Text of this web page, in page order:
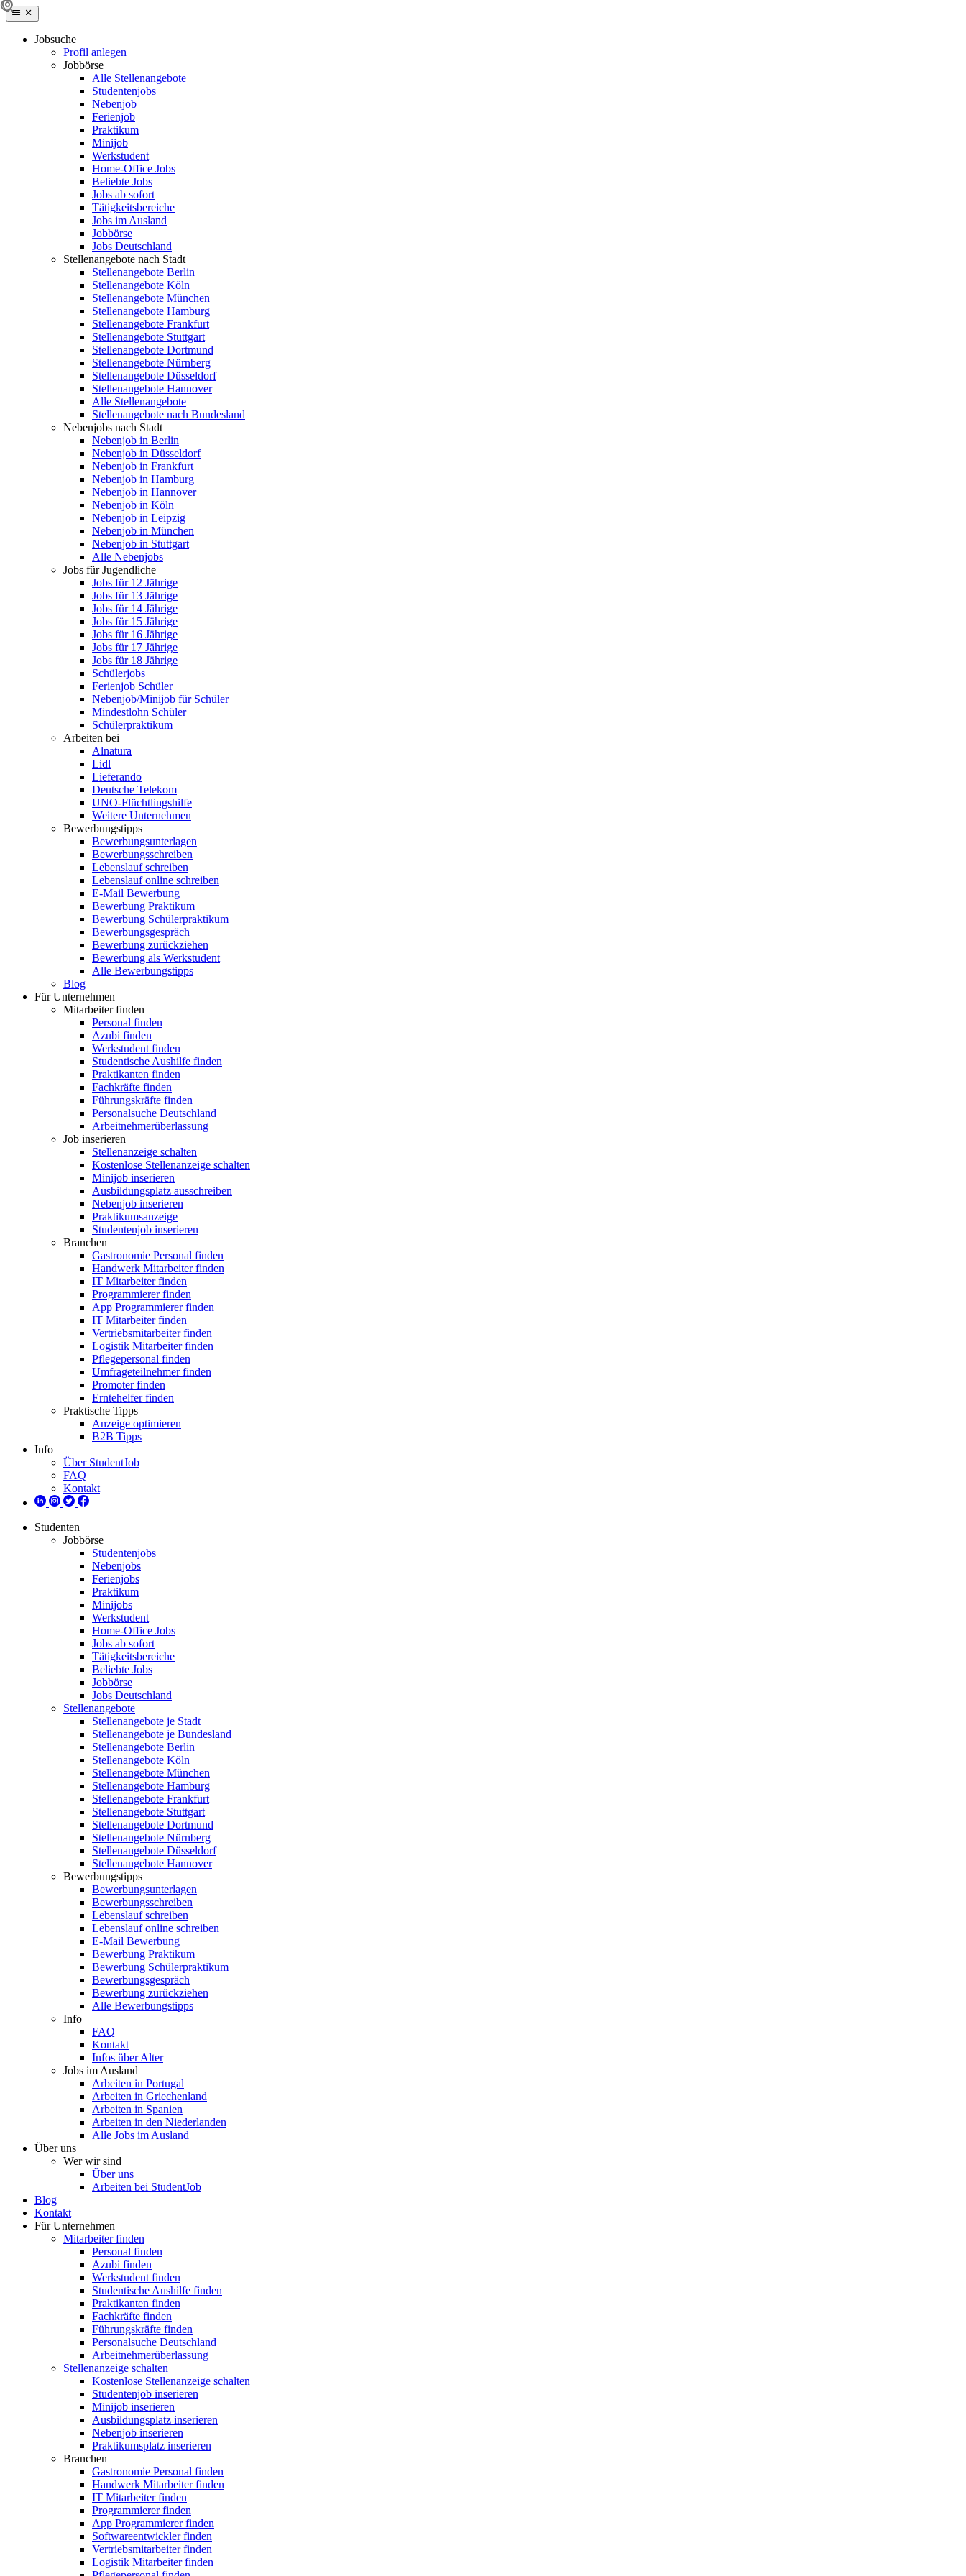
Jobsuche
Profil anlegen
Jobbörse
Alle Stellenangebote
Studentenjobs
Nebenjob
Ferienjob
Praktikum
Minijob
Werkstudent
Home-Office Jobs
Beliebte Jobs
Jobs ab sofort
Tätigkeitsbereiche
Jobs im Ausland
Jobbörse
Jobs Deutschland
Stellenangebote nach Stadt
Stellenangebote Berlin
Stellenangebote Köln
Stellenangebote München
Stellenangebote Hamburg
Stellenangebote Frankfurt
Stellenangebote Stuttgart
Stellenangebote Dortmund
Stellenangebote Nürnberg
Stellenangebote Düsseldorf
Stellenangebote Hannover
Alle Stellenangebote
Stellenangebote nach Bundesland
Nebenjobs nach Stadt
Nebenjob in Berlin
Nebenjob in Düsseldorf
Nebenjob in Frankfurt
Nebenjob in Hamburg
Nebenjob in Hannover
Nebenjob in Köln
Nebenjob in Leipzig
Nebenjob in München
Nebenjob in Stuttgart
Alle Nebenjobs
Jobs für Jugendliche
Jobs für 12 Jährige
Jobs für 13 Jährige
Jobs für 14 Jährige
Jobs für 15 Jährige
Jobs für 16 Jährige
Jobs für 17 Jährige
Jobs für 18 Jährige
Schülerjobs
Ferienjob Schüler
Nebenjob/Minijob für Schüler
Mindestlohn Schüler
Schülerpraktikum
Arbeiten bei
Alnatura
Lidl
Lieferando
Deutsche Telekom
UNO-Flüchtlingshilfe
Weitere Unternehmen
Bewerbungstipps
Bewerbungsunterlagen
Bewerbungsschreiben
Lebenslauf schreiben
Lebenslauf online schreiben
E-Mail Bewerbung
Bewerbung Praktikum
Bewerbung Schülerpraktikum
Bewerbungsgespräch
Bewerbung zurückziehen
Bewerbung als Werkstudent
Alle Bewerbungstipps
Blog
Für Unternehmen
Mitarbeiter finden
Personal finden
Azubi finden
Werkstudent finden
Studentische Aushilfe finden
Praktikanten finden
Fachkräfte finden
Führungskräfte finden
Personalsuche Deutschland
Arbeitnehmerüberlassung
Job inserieren
Stellenanzeige schalten
Kostenlose Stellenanzeige schalten
Minijob inserieren
Ausbildungsplatz ausschreiben
Nebenjob inserieren
Praktikumsanzeige
Studentenjob inserieren
Branchen
Gastronomie Personal finden
Handwerk Mitarbeiter finden
IT Mitarbeiter finden
Programmierer finden
App Programmierer finden
IT Mitarbeiter finden
Vertriebsmitarbeiter finden
Logistik Mitarbeiter finden
Pflegepersonal finden
Umfrageteilnehmer finden
Promoter finden
Erntehelfer finden
Praktische Tipps
Anzeige optimieren
B2B Tipps
Info
Über StudentJob
FAQ
Kontakt
Studenten
Jobbörse
Studentenjobs
Nebenjobs
Ferienjobs
Praktikum
Minijobs
Werkstudent
Home-Office Jobs
Jobs ab sofort
Tätigkeitsbereiche
Beliebte Jobs
Jobbörse
Jobs Deutschland
Stellenangebote
Stellenangebote je Stadt
Stellenangebote je Bundesland
Stellenangebote Berlin
Stellenangebote Köln
Stellenangebote München
Stellenangebote Hamburg
Stellenangebote Frankfurt
Stellenangebote Stuttgart
Stellenangebote Dortmund
Stellenangebote Nürnberg
Stellenangebote Düsseldorf
Stellenangebote Hannover
Bewerbungstipps
Bewerbungsunterlagen
Bewerbungsschreiben
Lebenslauf schreiben
Lebenslauf online schreiben
E-Mail Bewerbung
Bewerbung Praktikum
Bewerbung Schülerpraktikum
Bewerbungsgespräch
Bewerbung zurückziehen
Alle Bewerbungstipps
Info
FAQ
Kontakt
Infos über Alter
Jobs im Ausland
Arbeiten in Portugal
Arbeiten in Griechenland
Arbeiten in Spanien
Arbeiten in den Niederlanden
Alle Jobs im Ausland
Über uns
Wer wir sind
Über uns
Arbeiten bei StudentJob
Blog
Kontakt
Für Unternehmen
Mitarbeiter finden
Personal finden
Azubi finden
Werkstudent finden
Studentische Aushilfe finden
Praktikanten finden
Fachkräfte finden
Führungskräfte finden
Personalsuche Deutschland
Arbeitnehmerüberlassung
Stellenanzeige schalten
Kostenlose Stellenanzeige schalten
Studentenjob inserieren
Minijob inserieren
Ausbildungsplatz inserieren
Nebenjob inserieren
Praktikumsplatz inserieren
Branchen
Gastronomie Personal finden
Handwerk Mitarbeiter finden
IT Mitarbeiter finden
Programmierer finden
App Programmierer finden
Softwareentwickler finden
Vertriebsmitarbeiter finden
Logistik Mitarbeiter finden